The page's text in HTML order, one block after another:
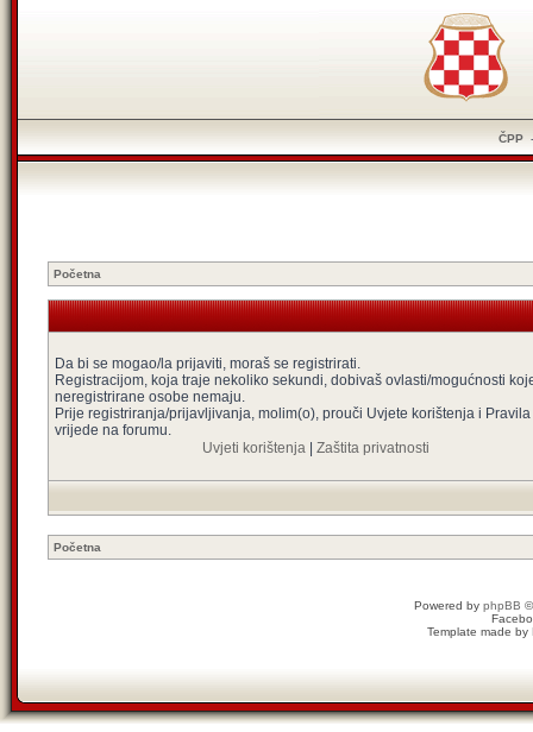
ČPP
Početna
Da bi se mogao/la prijaviti, moraš se registrirati.
Registracijom, koja traje nekoliko sekundi, dobivaš ovlasti/mogućnosti
neregistrirane osobe nemaju.
Prije registriranja/prijavljivanja, molim(o), prouči Uvjete korištenja i
vrijede na forumu.
Uvjeti korištenja| Zaštita privatnosti
Početna
Powered by phpBB
Template made by